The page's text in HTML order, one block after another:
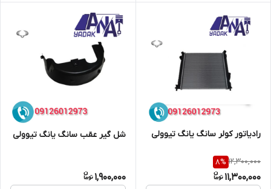
رادیاتور کولر سانگ یانگ تیوولی
12,300,000
8%
11,300,000
شل گیر عقب سانگ یانگ تیوولی
1,900,000